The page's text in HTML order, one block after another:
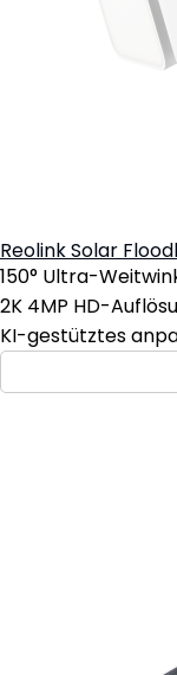
Reolink Solar
150° Ultra-
2K 4MP HD-
KI-gestütztes